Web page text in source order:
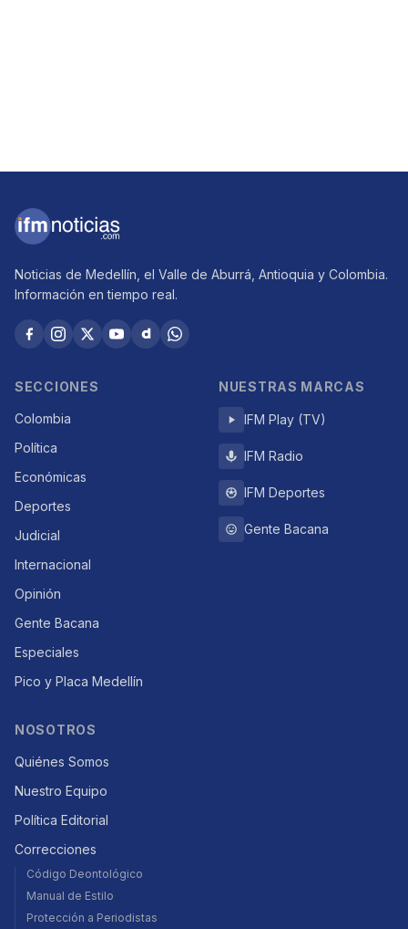
Noticias de Medellín, el Valle de Aburrá, Antioquia y Colombia.
Información en tiempo real.
SECCIONES
Colombia
Política
Económicas
Deportes
Judicial
Internacional
Opinión
Gente Bacana
Especiales
Pico y Placa Medellín
NUESTRAS MARCAS
IFM Play (TV)
IFM Radio
IFM Deportes
Gente Bacana
NOSOTROS
Quiénes Somos
Nuestro Equipo
Política Editorial
Correcciones
Código Deontológico
Manual de Estilo
Protección a Periodistas